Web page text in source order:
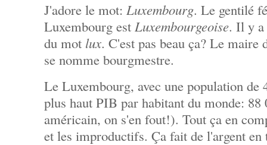
J'adore le mot: Luxembourg. Le gentilé
Luxembourg est Luxembourgeoise. Il y
du mot lux. C'est pas beau ça? Le
se nomme bourgmestre.
Le Luxembourg, avec une population de
plus haut PIB par habitant du monde: 88
américain, on s'en fout!). Tout ça en
et les improductifs. Ça fait de l'argent en